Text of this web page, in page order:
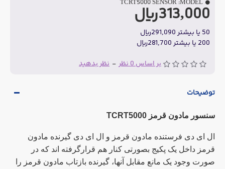
بر اساس 0 نظر - نظر بدهید
313,000ریال
50 یا بیشتر 291,090ریال
200 یا بیشتر 281,700ریال
MODEL:
TCRT5000 SENSOR
توضیحات
سنسور مادون قرمز TCRT5000
ال ای دی فرستنده مادون قرمز و ال ای دی گیرنده مادون
قرمز داخل یک پکیج بصورتی کنار هم قرارگرفته اند که در
صورت وجود یک مانع مقابل آنها، گیرنده بازتاب مادون قرمز را